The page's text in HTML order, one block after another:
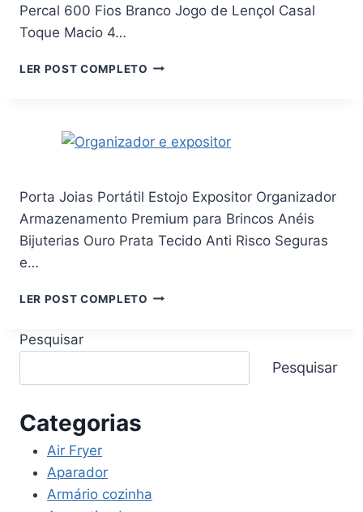
KING
Percal 600 Fios Branco Jogo de Lençol Casal
Toque Macio 4…
LER POST COMPLETO JOGO
MACIO
PERCAL
600
FIOS
Porta Joias Portátil Estojo Expositor Organizador
Armazenamento Premium para Brincos Anéis
Bijuterias Ouro Prata Tecido Anti Risco Seguras
e…
LER POST COMPLETO PORTA
OURO
Pesquisar
Pesquisar
Categorias
Air Fryer
Aparador
Armário cozinha